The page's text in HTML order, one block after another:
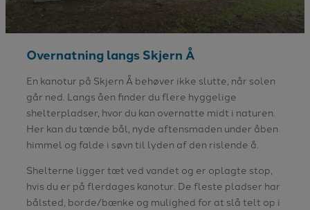
Overnatning langs Skjern Å
En kanotur på Skjern Å behøver ikke slutte, når solen
går ned. Langs åen finder du flere hyggelige
shelterpladser, hvor du kan overnatte midt i naturen.
Her kan du tænde bål, nyde aftensmaden under åben
himmel og falde i søvn til lyden af den rislende å.
Shelterne ligger tæt ved vandet og er oplagte stop,
hvis du er på flerdages kanotur. De fleste pladser har
bålsted, borde/bænke og mulighed for at slå telt op i